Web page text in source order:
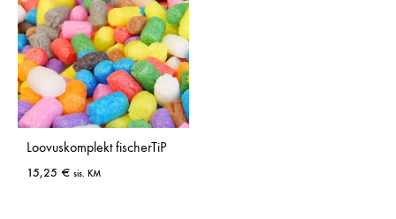
Loovuskomplekt fischerTiP
15,25 € sis. KM